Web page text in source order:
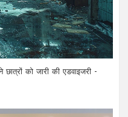
को जारी की एडवाइजरी -